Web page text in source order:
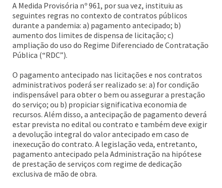
A Medida Provisória nº 961, por sua vez, instituiu as
seguintes regras no contexto de contratos públicos
durante a pandemia: a) pagamento antecipado; b)
aumento dos limites de dispensa de licitação; c)
ampliação do uso do Regime Diferenciado de Contratação
Pública (“RDC”).
O pagamento antecipado nas licitações e nos contratos
administrativos poderá ser realizado se: a) for condição
indispensável para obter o bem ou assegurar a prestação
do serviço; ou b) propiciar significativa economia de
recursos. Além disso, a antecipação de pagamento deverá
estar prevista no edital ou contrato e também deve exigir
a devolução integral do valor antecipado em caso de
inexecução do contrato. A legislação veda, entretanto,
pagamento antecipado pela Administração na hipótese
de prestação de serviços com regime de dedicação
exclusiva de mão de obra.